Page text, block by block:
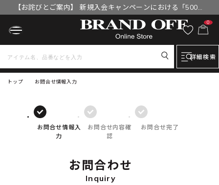
【お詫びとご案内】 新規入会キャンペーンにおける「500円
OFFクーポン」付与漏れと補填について
0
詳細検索
トップ お問合せ情報入力
お問合せ情報入
力
お問合せ内容確
認
お問合せ完了
お問合わせ
Inquiry